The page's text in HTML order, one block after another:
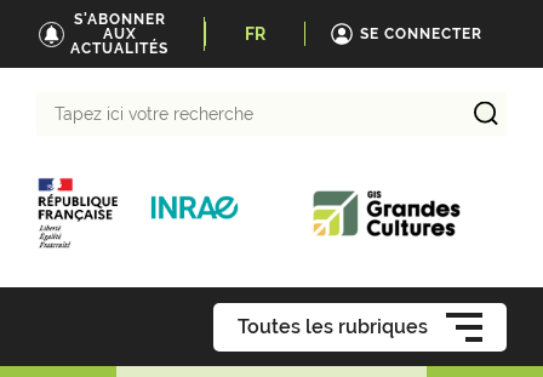
S'ABONNER
AUX
ACTUALITÉS
FR SE CONNECTER
Toutes les rubriques